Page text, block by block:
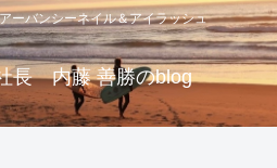
ーバンシーネイル＆アイラッシュ
長 内藤 善勝のblog